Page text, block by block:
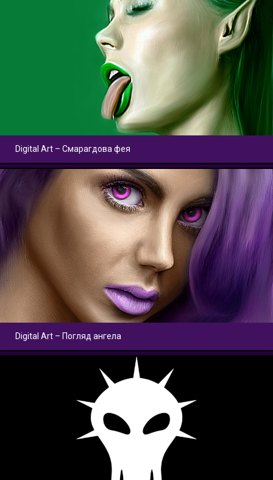
Digital Art – Смарагдова фея
Digital Art – Погляд ангела